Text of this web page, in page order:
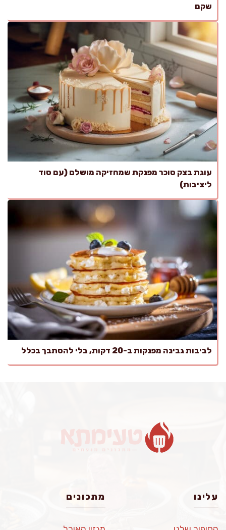
שקם
עוגת בצק סוכר מפנקת שמחזיקה מושלם (עם סוד
ליציבות)
לביבות גבינה מפנקות ב-20 דקות, בלי להסתבך בכלל
עלינו מתכונים